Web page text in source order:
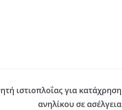
ιστιοπλοΐας για κατάχρηση
ανηλίκου σε ασέλγεια